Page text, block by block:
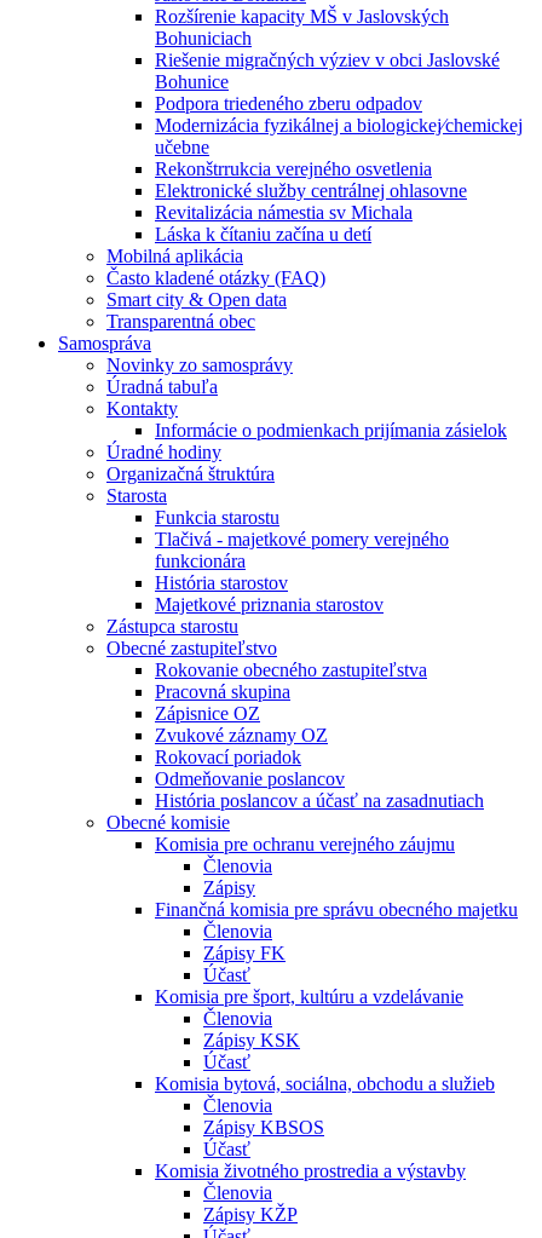
Rozšírenie kapacity MŠ v Jaslovských
Bohuniciach
Riešenie migračných výziev v obci Jaslovské
Bohunice
Podpora triedeného zberu odpadov
Modernizácia fyzikálnej a biologickej⁄chemickej
učebne
Rekonštrrukcia verejného osvetlenia
Elektronické služby centrálnej ohlasovne
Revitalizácia námestia sv Michala
Láska k čítaniu začína u detí
Mobilná aplikácia
Často kladené otázky (FAQ)
Smart city & Open data
Transparentná obec
Samospráva
Novinky zo samosprávy
Úradná tabuľa
Kontakty
Informácie o podmienkach prijímania zásielok
Úradné hodiny
Organizačná štruktúra
Starosta
Funkcia starostu
Tlačivá - majetkové pomery verejného
funkcionára
História starostov
Majetkové priznania starostov
Zástupca starostu
Obecné zastupiteľstvo
Rokovanie obecného zastupiteľstva
Pracovná skupina
Zápisnice OZ
Zvukové záznamy OZ
Rokovací poriadok
Odmeňovanie poslancov
História poslancov a účasť na zasadnutiach
Obecné komisie
Komisia pre ochranu verejného záujmu
Členovia
Zápisy
Finančná komisia pre správu obecného majetku
Členovia
Zápisy FK
Účasť
Komisia pre šport, kultúru a vzdelávanie
Členovia
Zápisy KSK
Účasť
Komisia bytová, sociálna, obchodu a služieb
Členovia
Zápisy KBSOS
Účasť
Komisia životného prostredia a výstavby
Členovia
Zápisy KŽP